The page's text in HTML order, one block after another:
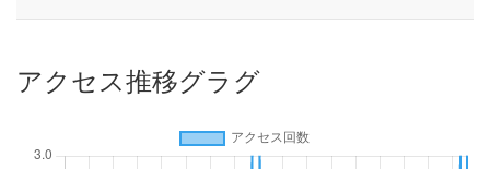
アクセス推移グラグ